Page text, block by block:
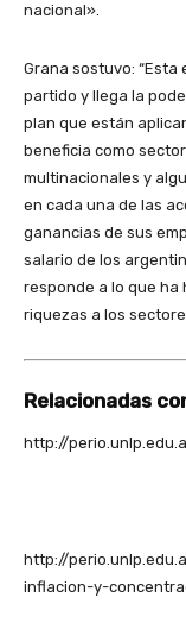
nacional».
Grana sostuvo: “Esta
partido y llega la
plan que están
beneficia como
multinacionales y
en cada una de las
ganancias de sus
salario de los
responde a lo que
riquezas a los
Relacionadas
http://
http://
inflacion-y-